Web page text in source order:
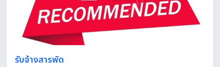
รับจ้างสารพัด